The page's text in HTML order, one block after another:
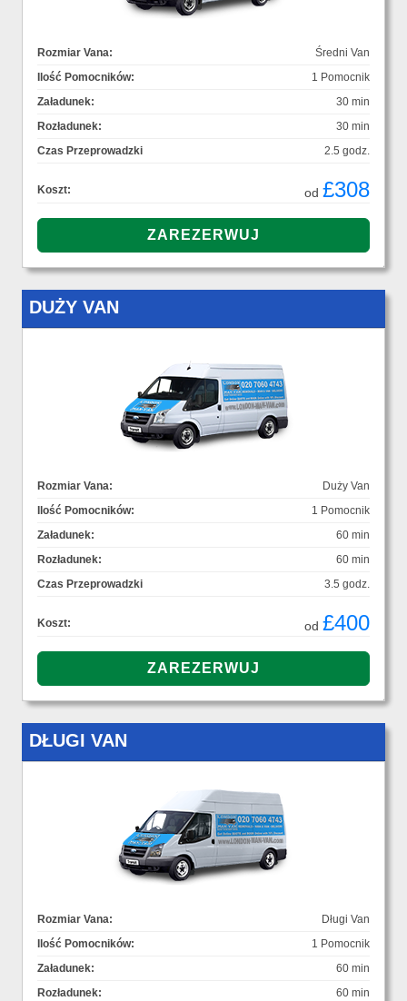
Rozmiar Vana:
Średni Van
Ilość Pomocników:
1 Pomocnik
Załadunek:
30 min
Rozładunek:
30 min
Czas Przeprowadzki
2.5 godz.
Koszt: od £308
DUŻY VAN
Rozmiar Vana:
Duży Van
Ilość Pomocników:
1 Pomocnik
Załadunek:
60 min
Rozładunek:
60 min
Czas Przeprowadzki
3.5 godz.
Koszt: od £400
DŁUGI VAN
Rozmiar Vana:
Długi Van
Ilość Pomocników:
1 Pomocnik
Załadunek:
60 min
Rozładunek:
60 min